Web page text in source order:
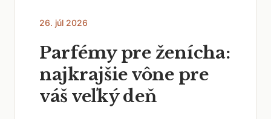
26. júl 2026
Parfémy pre ženícha:
najkrajšie vône pre
váš veľký deň